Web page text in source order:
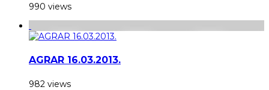
990 views
AGRAR 16.03.2013.
982 views